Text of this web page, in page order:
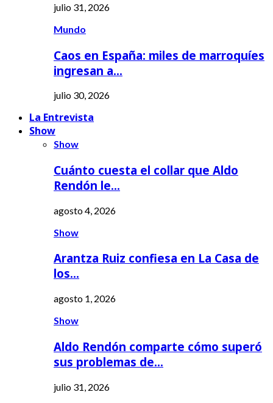
julio 31, 2026
Mundo
Caos en España: miles de marroquíes
ingresan a…
julio 30, 2026
La Entrevista
Show
Show
Cuánto cuesta el collar que Aldo
Rendón le…
agosto 4, 2026
Show
Arantza Ruiz confiesa en La Casa de
los…
agosto 1, 2026
Show
Aldo Rendón comparte cómo superó
sus problemas de…
julio 31, 2026